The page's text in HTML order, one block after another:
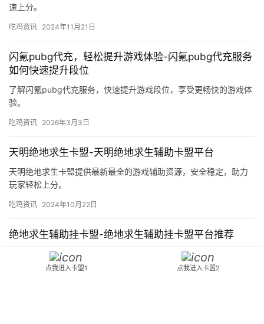
速上分。
吃鸡资讯 2024年11月21日
闪氪pubg代充，轻松提升游戏体验-闪氪pubg代充服务
如何快速提升段位
了解闪氪pubg代充服务，快速提升游戏段位，享受更畅快的游戏体
验。
吃鸡资讯 2026年3月3日
天明绝地求生卡盟-天明绝地求生辅助卡盟平台
天明绝地求生卡盟提供最新最全的游戏辅助资源，安全稳定，助力
玩家轻松上分。
吃鸡资讯 2024年10月22日
绝地求生辅助挂卡盟-绝地求生辅助挂卡盟平台推荐
提供绝地求生辅助挂卡盟服务，专业团队打造，助您轻松上分。
2024年10月28日
点我进入卡盟1 点我进入卡盟2